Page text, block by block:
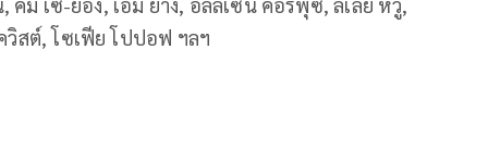
ม เซ-ยอง, เอมี ยาง, อัลลิเซน คอร์พุซ, ลิเลีย หวู,
สต์, โซเฟีย โปปอฟ ฯลฯ